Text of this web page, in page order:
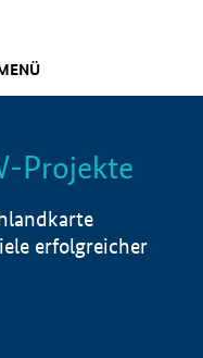
Info
Projekte
erfolgreicher